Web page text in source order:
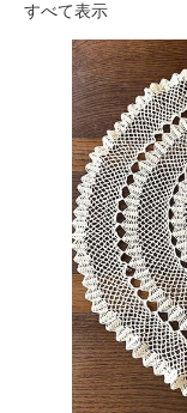
すべて表示